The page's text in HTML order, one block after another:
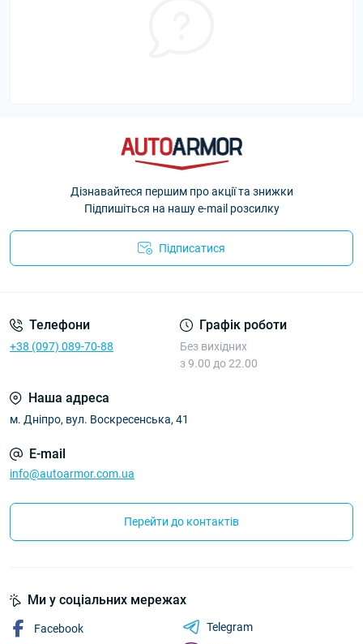
Дізнавайтеся першим про акції та знижки
Підпишіться на нашу e-mail розсилку
Підписатися
Телефони
+38 (097) 089-70-88
Графік роботи
Без вихідних
з 9.00 до 22.00
Наша адреса
м. Дніпро, вул. Воскресенська, 41
E-mail
info@autoarmor.com.ua
Перейти до контактів
Ми у соціальних мережах
Facebook
Telegram